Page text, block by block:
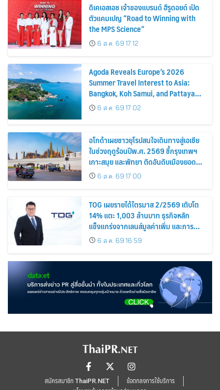
ดีเคเอสเอช เจ้าของแบรนด์ ฮีรูดอยด์ เปิด
ตัวแคมเปญ “Road to Winning with
the MPS Science”
6 ส.ค. 69 17:12
Agoda Reveals Europe’s 2026
Summer Travel Interest to Asia:
Bangkok, Koh Samui, and Pattaya
Among the Top Cities
6 ส.ค. 69 17:02
อโกด้าเผยชาวยุโรปสนใจเดินทางสู่เอเชีย
ในช่วงฤดูร้อนปีพ.ศ. 2569 ชี้กรุงเทพฯ
เกาะสมุย และพัทยา ติดอันดับเมืองยอด
นิยม6 ส.ค. 69 17:00
TOG เผยรายได้ไตรมาส 2/2569 เติบโต
14% แตะ 1,003 ล้านบาท ธุรกิจหลัก
แข็งแกร่งจากเลนส์มูลค่าเพิ่ม และการ
ขยายตลาดต่างประเทศ พร้อมเดินหน้า
ลงทุนเพื่อการเติบโตระยะยาว
6 ส.ค. 69 16:59
สมัครสมาชิก ThaiPR.NET
ข้อตกลงการใช้บริการ